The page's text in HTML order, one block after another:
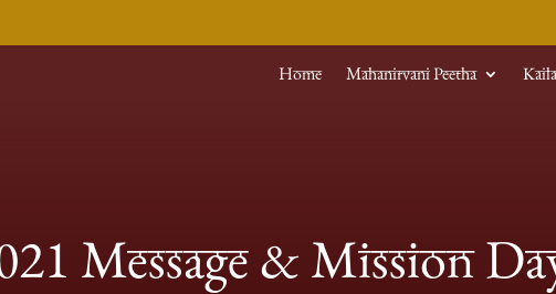
Home Mahanirvani Peetha
Message & Mission